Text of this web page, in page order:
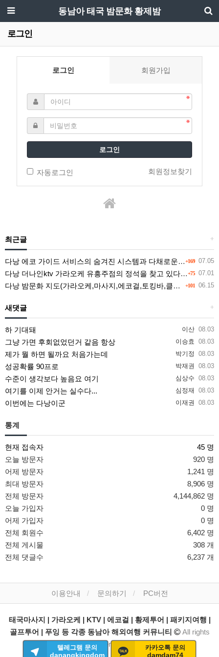
동남아 태국 밤문화 황제밤
로그인
로그인 회원가입
로그인
자동로그인 회원정보찾기
+
최근글
+169 07.05
다낭 에코 가이드 서비스의 숨겨진 시스템과 다채로운 인력 풀의 진실
+75 07.01
다낭 더나인ktv 가라오케 유흥주점의 정석을 찾고 있다면 여기
+101 06.15
다낭 밤문화 지도(가라오케,마사지,에코걸,토킹바,클럽) 유흥별 가격 및 후기공유
+
새댓글
이산 08.03
하 기대돼
이승효 08.03
그냥 가면 후회없었던거 같음 항상
박기정 08.03
제가 뭘 하면 될까요 처음가는데
박재권 08.03
성공확률 90프로
심상수 08.03
수준이 생각보다 높음요 여기
심정재 08.03
여기를 이제 안거는 실수다...
이재권 08.03
이번에는 다낭이군
통계
현재 접속자
45 명
오늘 방문자
920 명
어제 방문자
1,241 명
최대 방문자
8,906 명
전체 방문자
4,144,862 명
오늘 가입자
0 명
어제 가입자
0 명
전체 회원수
6,402 명
전체 게시물
308 개
전체 댓글수
6,237 개
텔레그램 문의
danangkingdom
카카오톡 문의
damdam74
이용안내 문의하기 PC버전
태국마사지 | 가라오케 | KTV | 에코걸 | 황제투어 | 패키지여행 |
골프투어 | 푸잉 등 각종 동남아 해외여행 커뮤니티
All rights
reserved.